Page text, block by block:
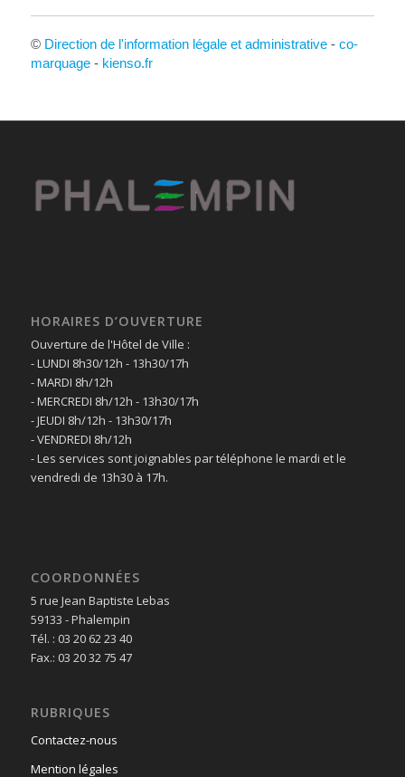
© Direction de l'information légale et administrative- co-
marquage- kienso.fr
HORAIRES D’OUVERTURE
Ouverture de l'Hôtel de Ville :
- LUNDI 8h30/12h - 13h30/17h
- MARDI 8h/12h
- MERCREDI 8h/12h - 13h30/17h
- JEUDI 8h/12h - 13h30/17h
- VENDREDI 8h/12h
- Les services sont joignables par téléphone le mardi et le
vendredi de 13h30 à 17h.
COORDONNÉES
5 rue Jean Baptiste Lebas
59133 - Phalempin
Tél. : 03 20 62 23 40
Fax.: 03 20 32 75 47
RUBRIQUES
Contactez-nous
Mention légales